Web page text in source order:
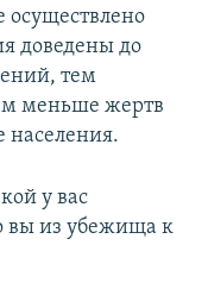
осуществлено
доведены до
тем
меньше жертв
населения.
у вас
вы из убежища к